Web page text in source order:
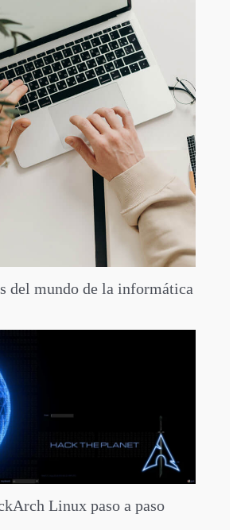
del mundo de la informática
Linux paso a paso